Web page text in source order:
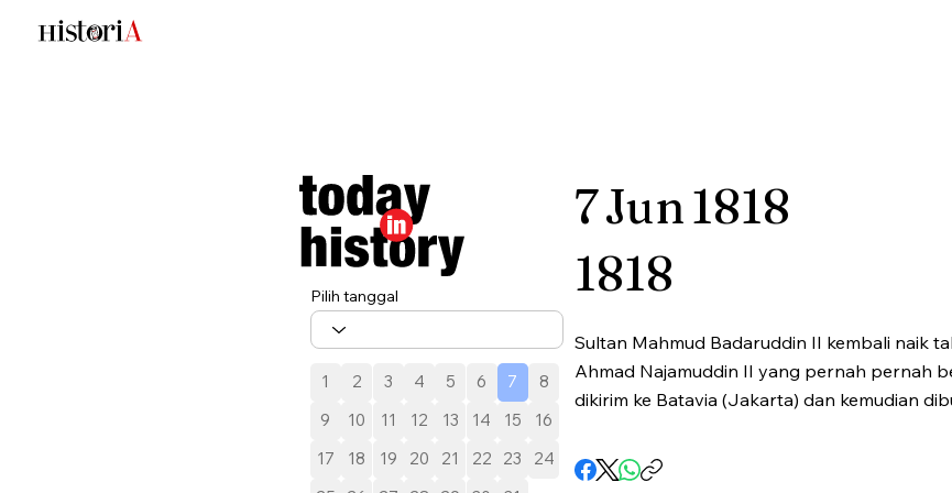
Pilih tanggal
1 2 3 4 5 6 7
8
9
10 11 12 13 14 15
16
17
18 19 20 21 22 23
24
7Jun1818
1818
Sultan Mahmud Badaruddin II kembali naik
Ahmad Najamuddin II yang pernah pernah
dikirim ke Batavia (Jakarta) dan kemudian